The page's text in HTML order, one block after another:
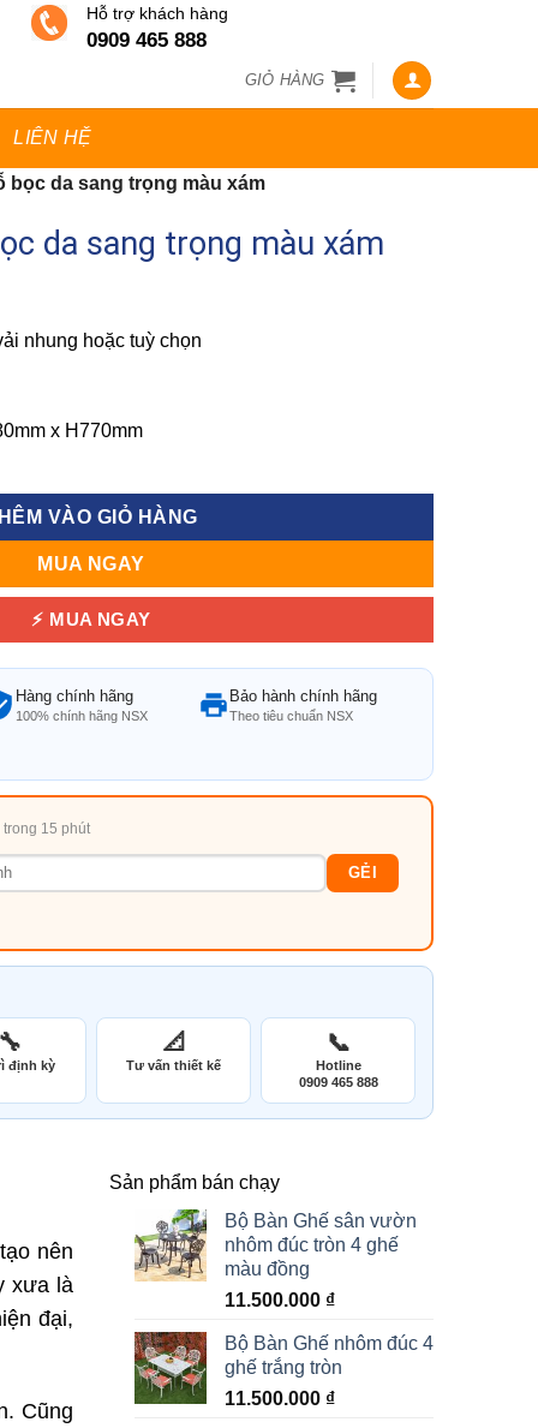
Hỗ trợ khách hàng
0909 465 888
GIỎ HÀNG
LIÊN HỆ
bọc da sang trọng màu xám
da sang trọng màu xám
nhung hoặc tuỳ chọn
x H770mm
màu xám số lượng
VÀO GIỎ HÀNG
MUA NGAY
⚡ MUA NGAY
Hàng chính hãng
100% chính hãng NSX
Bảo hành chính hãng
Theo tiêu chuẩn NSX
trong 15 phút
GẺI
🔧
định kỳ
📐
Tư vấn thiết kế
📞
Hotline
0909 465 888
nên
xưa là
đại,
Cũng
Sản phẩm bán chạy
Bộ Bàn Ghế sân vườn
nhôm đúc tròn 4 ghế
màu đồng
11.500.000 ₫
Bộ Bàn Ghế nhôm đúc 4
ghế trắng tròn
11.500.000 ₫